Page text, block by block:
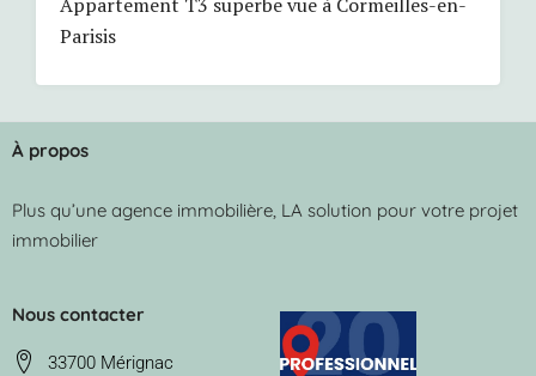
Parisis
À propos
Plus qu’une agence immobilière, LA solution pour votre projet
immobilier
Nous contacter
33700 Mérignac